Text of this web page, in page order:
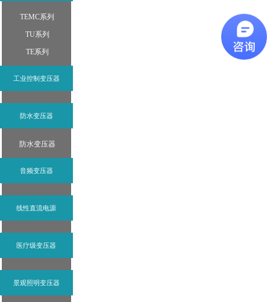
TEMC系列
TU系列
TE系列
工业控制变压器
防水变压器
防水变压器
音频变压器
线性直流电源
医疗级变压器
景观照明变压器